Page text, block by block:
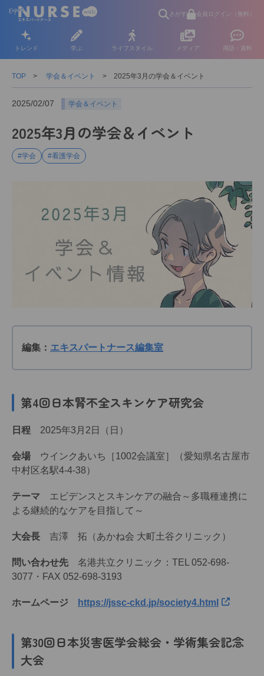
さがす 会員ログイン（無料）
トレンド 学ぶ ライフスタイル メディア 用語・資料
TOP 学会＆イベント 2025年3月の学会＆イベント
2025/02/07 学会＆イベント
2025年3月の学会＆イベント
#学会 #看護学会
編集： エキスパートナース編集室
第4回日本腎不全スキンケア研究会
日程 2025年3月2日（日）
会場 ウインクあいち［1002会議室］（愛知県名古屋市
中村区名駅4-4-38）
テーマ エビデンスとスキンケアの融合～多職種連携に
よる継続的なケアを目指して～
大会長 吉澤 拓（あかね会 大町土谷クリニック）
問い合わせ先 名港共立クリニック：TEL 052-698-
3077・FAX 052-698-3193
ホームページ https://jssc-ckd.jp/society4.html
第30回日本災害医学会総会・学術集会記念
大会